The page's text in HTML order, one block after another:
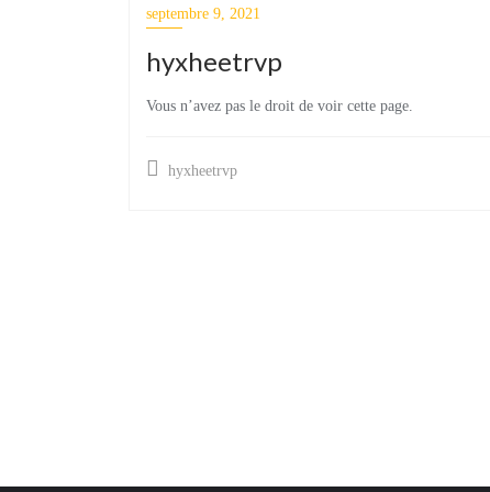
septembre 9, 2021
hyxheetrvp
Vous n’avez pas le droit de voir cette page.
hyxheetrvp